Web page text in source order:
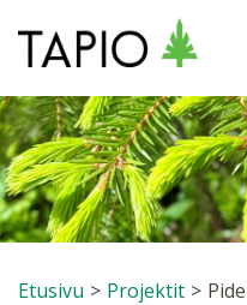
Etusivu > Projektit >